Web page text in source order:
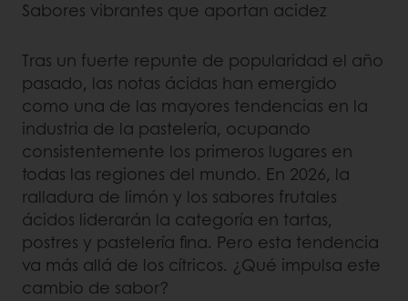
Sabores vibrantes que aportan acidez
Tras un fuerte repunte de popularidad el año
pasado, las notas ácidas han emergido
como una de las mayores tendencias en la
industria de la pastelería, ocupando
consistentemente los primeros lugares en
todas las regiones del mundo. En 2026, la
ralladura de limón y los sabores frutales
ácidos liderarán la categoría en tartas,
postres y pastelería fina. Pero esta tendencia
va más allá de los cítricos. ¿Qué impulsa este
cambio de sabor?